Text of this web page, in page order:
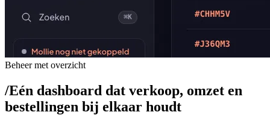
Beheer met overzicht
/Eén dashboard dat verkoop, omzet en
bestellingen bij elkaar houdt